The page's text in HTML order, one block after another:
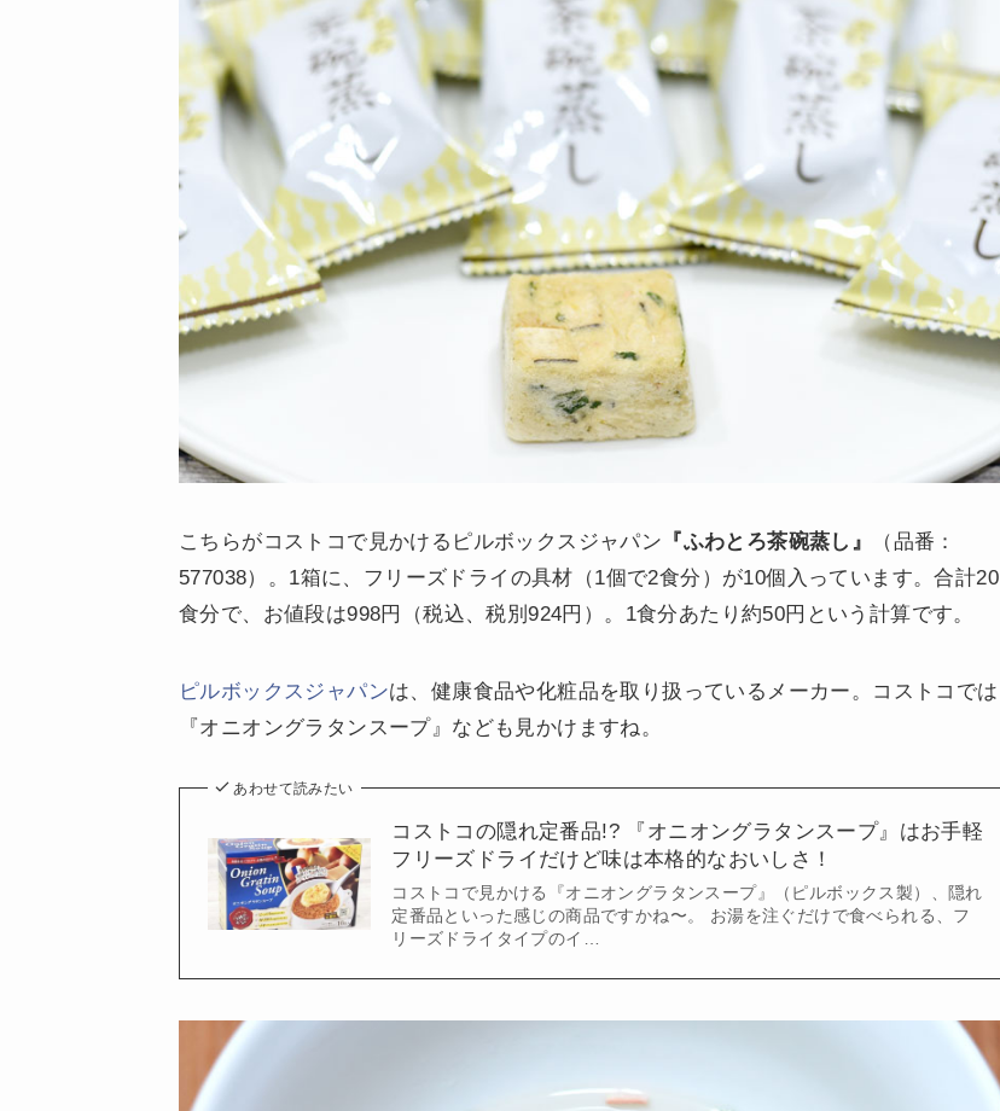
こちらがコストコで見かけるピルボックスジャパン 『ふわとろ茶碗蒸し』
（品番：
577038）。1箱に、フリーズドライの具材（1個で2食分）が10個入っています。合計20
食分で、お値段は998円（税込、税別924円）。1食分あたり約50円という計算です。
ピルボックスジャパンは、健康食品や化粧品を取り扱っているメーカー。コストコでは
『オニオングラタンスープ』なども見かけますね。
あわせて読みたい
コストコの隠れ定番品!? 『オニオングラタンスープ』はお手軽
フリーズドライだけど味は本格的なおいしさ！
コストコで見かける『オニオングラタンスープ』（ピルボックス製）、隠れ
定番品といった感じの商品ですかね〜。 お湯を注ぐだけで食べられる、フ
リーズドライタイプのイ…